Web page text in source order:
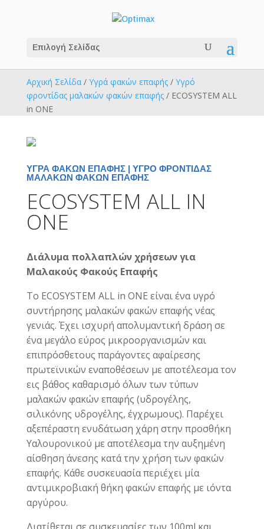
Επιλογή Σελίδας
Αρχική Σελίδα/ Υγρά φακών επαφής/ Υγρό
φροντίδας μαλακών φακών επαφής/ ECOSYSTEM ALL
in ONE
ΥΓΡΆ ΦΑΚΏΝ ΕΠΑΦΉΣ| ΥΓΡΌ ΦΡΟΝΤΊΔΑΣ
ΜΑΛΑΚΏΝ ΦΑΚΏΝ ΕΠΑΦΉΣ
ECOSYSTEM ALL IN
ONE
Διάλυμα πολλαπλών χρήσεων για
Μαλακούς Φακούς Επαφής
Το ECOSYSTEM ALL in ONE είναι ένα υγρό
συντήρησης μαλακών φακών επαφής νέας
γενιάς. Έχει ισχυρή απολυμαντική δράση σε
ένα μεγάλο εύρος μικροοργανισμών και
επιπρόσθετους παράγοντες αφαίρεσης
πρωτεϊνικών εναποθέσεων με αποτέλεσμα τον
εις βάθος καθαρισμό όλων των τύπων
μαλακών φακών επαφής (υδρογέλης,
σιλικόνης υδρογέλης, έγχρωμους). Παρέχει
αξεπέραστη ενυδάτωση χάρη στην προσθήκη
Υαλουρονικού με αποτέλεσμα την αυξημένη
αίσθηση άνεσης κατά την χρήση των φακών
επαφής. Κάθε συσκευασία περιέχει μία
αντιμικροβιακή θήκη φακών επαφής με ιόντα
αργύρου.